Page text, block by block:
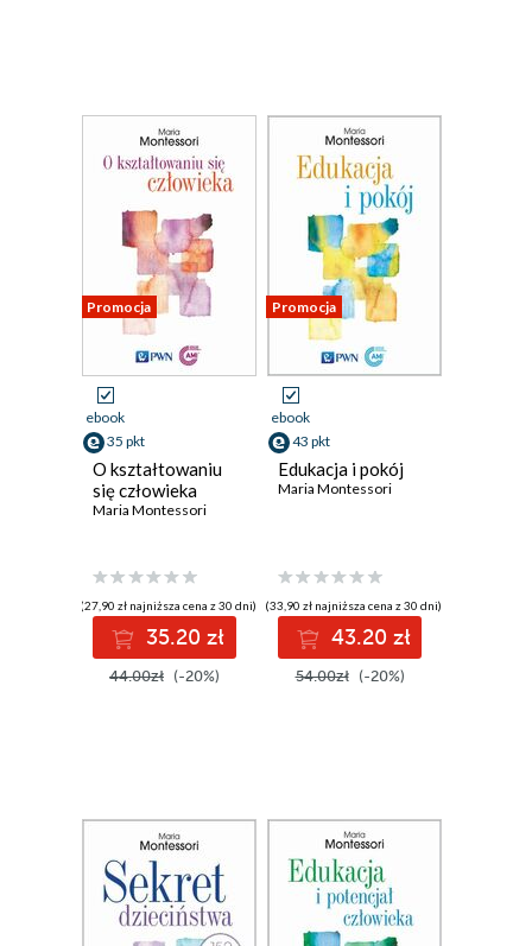
Promocja
ebook
35 pkt
O kształtowaniu
się człowieka
Maria Montessori
(27,90 zł najniższa cena z 30 dni)
35.20 zł
44.00zł (-20%)
Promocja
ebook
43 pkt
Edukacja i pokój
Maria Montessori
(33,90 zł najniższa cena z 30 dni)
43.20 zł
54.00zł (-20%)